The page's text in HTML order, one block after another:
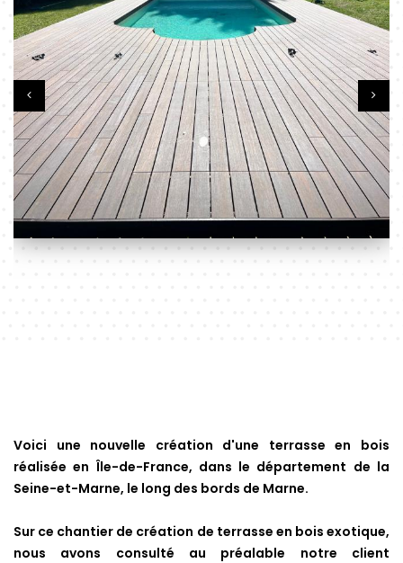
Voici une nouvelle création d'une terrasse en bois
réalisée en Île-de-France, dans le département de la
Seine-et-Marne, le long des bords de Marne.
Sur ce chantier de création de terrasse en bois exotique,
nous avons consulté au préalable notre client